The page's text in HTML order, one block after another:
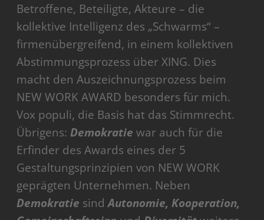
Betroffene, Beteiligte, Akteure – die
kollektive Intelligenz des „Schwarms“ –
firmenübergreifend, in einem kollektiven
Abstimmungsprozess über XING. Dies
macht den Auszeichnungsprozess beim
NEW WORK AWARD besonders für mich.
Vox populi, die Basis hat das Stimmrecht.
Übrigens:Demokratie war auch für die
Erfinder des Awards eines der 5
Gestaltungsprinzipien von NEW WORK
geprägten Unternehmen. Neben
Demokratie sindAutonomie, Kooperation,